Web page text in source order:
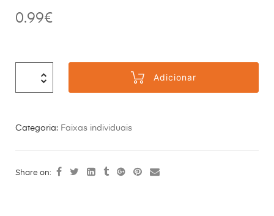
0.99€
Adicionar
Categoria: Faixas individuais
Share on: